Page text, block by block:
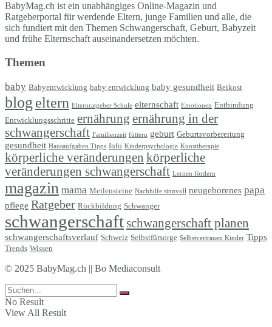
BabyMag.ch ist ein unabhängiges Online-Magazin und
Ratgeberportal für werdende Eltern, junge Familien und alle, die
sich fundiert mit den Themen Schwangerschaft, Geburt, Babyzeit
und frühe Elternschaft auseinandersetzen möchten.
Themen
baby Babyentwicklung baby entwicklung baby gesundheit Beikost
blog eltern Elternratgeber Schule elternschaft Emotionen Entbindung
Entwicklungsschritte ernährung ernährung in der
schwangerschaft Familienzeit füttern geburt Geburtsvorbereitung
gesundheit Hausaufgaben Tipps Info Kinderpsychologie Kunsttherapie
körperliche veränderungen körperliche
veränderungen schwangerschaft Lernen fördern
magazin mama Meilensteine Nachhilfe sinnvoll neugeborenes papa
pflege Ratgeber Rückbildung Schwanger
schwangerschaft schwangerschaft planen
schwangerschaftsverlauf Schweiz Selbstfürsorge Selbstvertrauen Kinder Tipps
Trends Wissen
© 2025 BabyMag.ch || Bo Mediaconsult
No Result
View All Result